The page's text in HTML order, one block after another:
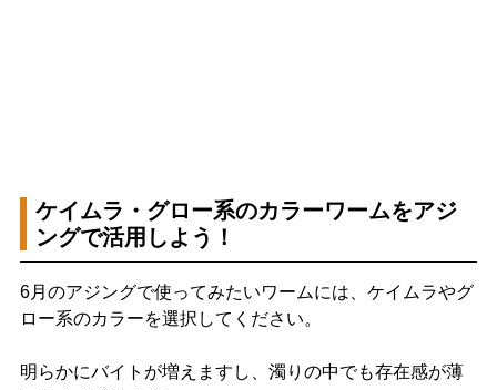
ケイムラ・グロー系のカラーワームをアジ
ングで活用しよう！
6月のアジングで使ってみたいワームには、ケイムラやグ
ロー系のカラーを選択してください。
明らかにバイトが増えますし、濁りの中でも存在感が薄